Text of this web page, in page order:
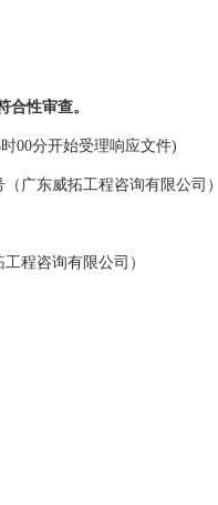
合性审查。
时00分开始受理响应文件)
（广东威拓工程咨询有限公司）
程咨询有限公司）